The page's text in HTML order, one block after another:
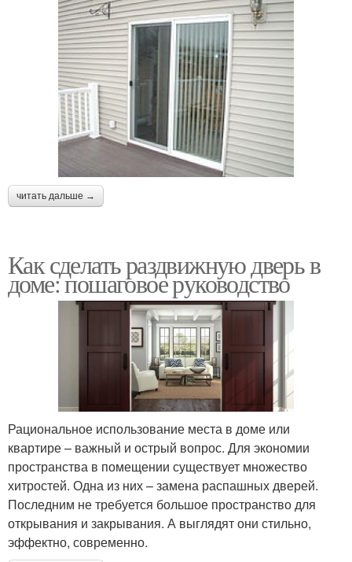
читать дальше →
Как сделать раздвижную дверь в
доме: пошаговое руководство
Рациональное использование места в доме или
квартире – важный и острый вопрос. Для экономии
пространства в помещении существует множество
хитростей. Одна из них – замена распашных дверей.
Последним не требуется большое пространство для
открывания и закрывания. А выглядят они стильно,
эффектно, современно.